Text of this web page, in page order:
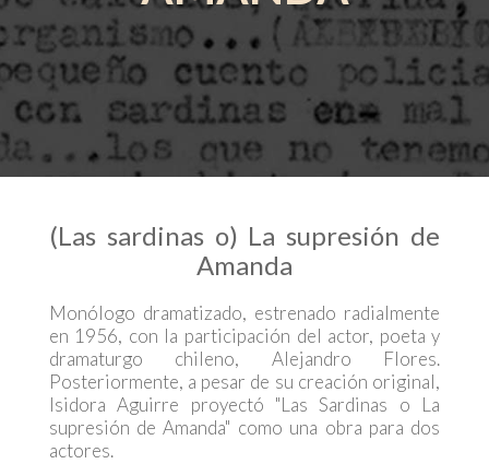
(Las sardinas o) La supresión de
Amanda
Monólogo dramatizado, estrenado radialmente
en 1956, con la participación del actor, poeta y
dramaturgo chileno, Alejandro Flores.
Posteriormente, a pesar de su creación original,
Isidora Aguirre proyectó "Las Sardinas o La
supresión de Amanda" como una obra para dos
actores.